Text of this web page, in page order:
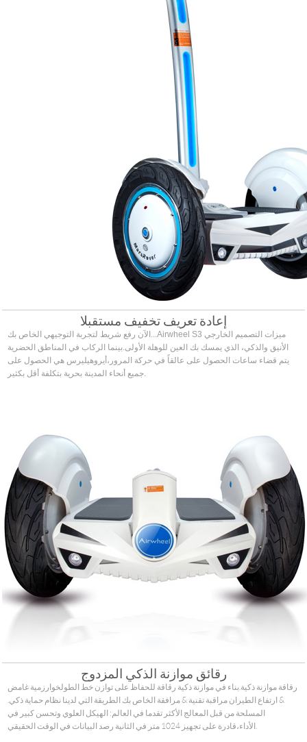
إعادة تعريف تخفيف مستقبلا
الآن رفع شريط لتجربة التوجيهي الخاص بك...Airwheel S3 ميزات التصميم الخارجي
الأنيق والذكي، الذي يمسك بك العين للوهلة الأولى.بينما الركاب في المناطق الحضرية
يتم قضاء ساعات الحصول على عالقاً في حركة المرور،أيروهيليرس هي الحصول على
رقائق موازنة الذكي المزدوج
رقاقة موازنة ذكية.بناء في موازنة ذكية رقاقة للحفاظ على توازن خط الطولخوارزمية غامض
& ارتفاع الطيران مراقبة تقنية & مرافقة الخاص بك الطريقة التي لدينا نظام حماية ذكي.
المسلحة من قبل المعالج الأكثر تقدما في العالم: الهيكل العلوي وتحسن كبير في